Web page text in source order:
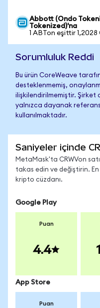
Abbott (Ondo
Tokenized)'na
1 ABTon eşittir 1,2028
Sorumluluk Reddi
Bu ürün CoreWeave
desteklenmemiş,
ilişkilendirilmemiştir. Şirket
yalnızca dayanak referans
kullanılmaktadır.
Saniyeler içinde
MetaMask'ta CRWVon
takas edin ve değiştirin.
kripto cüzdanı.
Google Play
Puan
4.4
App Store
Puan